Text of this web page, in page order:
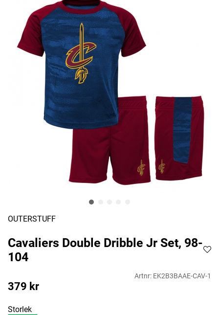
OUTERSTUFF
Cavaliers Double Dribble Jr Set, 98-
104
Artnr: EK2B3BAAE-CAV-1
379 kr
Storlek